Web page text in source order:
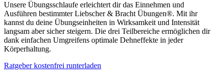
Unsere Übungsschlaufe erleichtert dir das Einnehmen und
Ausführen bestimmter Liebscher & Bracht Übungen®. Mit ihr
kannst du deine Übungseinheiten in Wirksamkeit und Intensität
langsam aber sicher steigern. Die drei Teilbereiche ermöglichen dir
dank einfachen Umgreifens optimale Dehneffekte in jeder
Körperhaltung.
Ratgeber kostenfrei runterladen